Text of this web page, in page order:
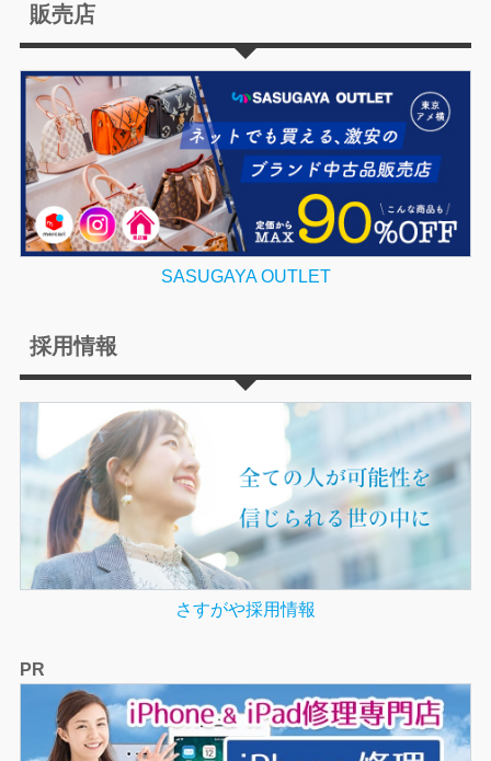
販売店
SASUGAYA OUTLET
採用情報
さすがや採用情報
PR